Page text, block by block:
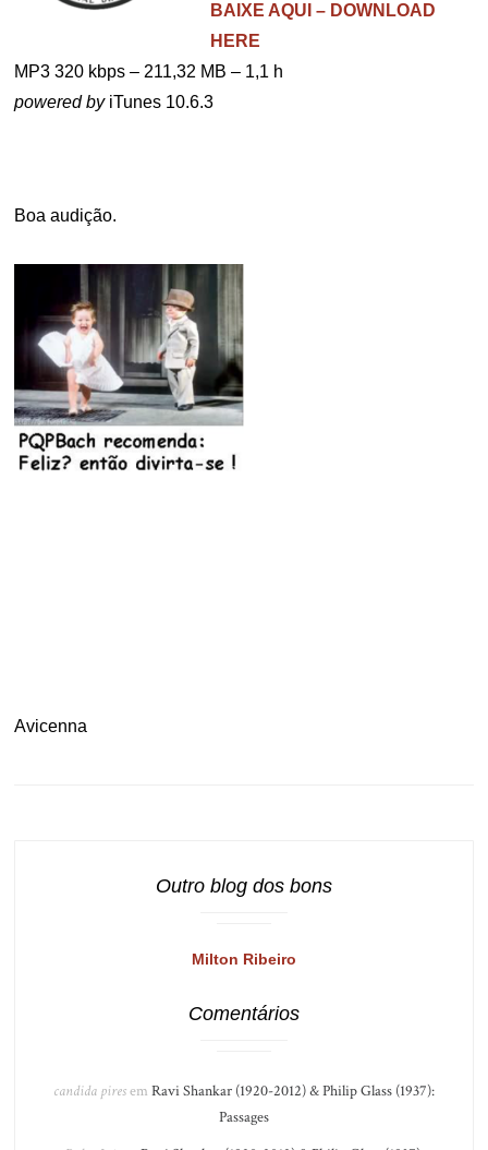
BAIXE AQUI – DOWNLOAD
HERE
MP3 320 kbps – 211,32 MB – 1,1 h
powered byiTunes 10.6.3
Boa audição.
Avicenna
Outro blog dos bons
Milton Ribeiro
Comentários
candida piresem Ravi Shankar (1920-2012) & Philip Glass (1937):
Passages